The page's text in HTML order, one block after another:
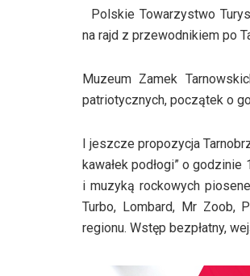
Polskie Towarzystwo
na rajd z przewodnikiem po
Muzeum Zamek
patriotycznych, początek o
I jeszcze propozycja
kawałek podłogi” o
i muzyką rockowych
Turbo, Lombard, Mr Zoob,
regionu. Wstęp bezpłatny,